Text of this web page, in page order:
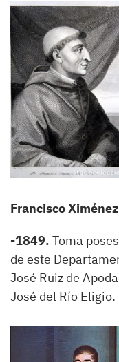
Francisco
-1849. Toma
de este
José Ruiz de
José del Río Eligio.